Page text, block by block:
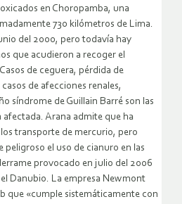
en Choropamba, una
730 kilómetros de Lima.
del 2000, pero todavía hay
que acudieron a recoger el
de ceguera, pérdida de
de afecciones renales,
síndrome de Guillain Barré son las
afectada. Arana admite que ha
transporte de mercurio, pero
el uso de cianuro en las
provocado en julio del 2006
Danubio. La empresa Newmont
que «cumple sistemáticamente con